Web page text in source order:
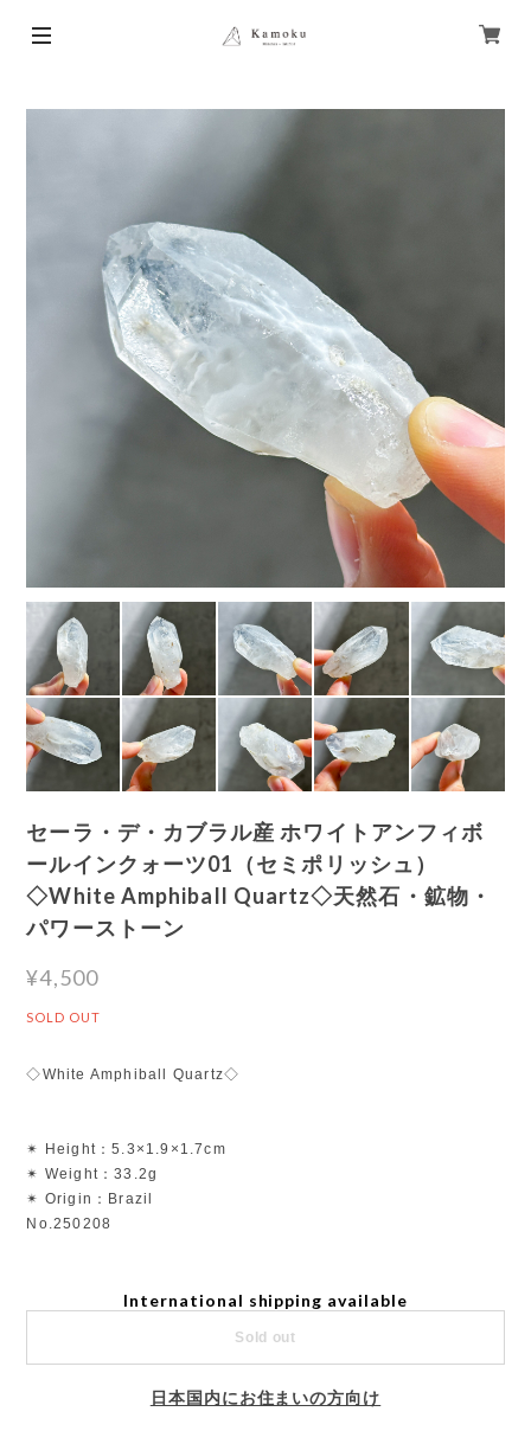
セーラ・デ・カブラル産 ホワイトアンフィボ
ールインクォーツ01（セミポリッシュ）
◇White Amphiball Quartz◇天然石・鉱物・
パワーストーン
¥4,500
SOLD OUT
◇White Amphiball Quartz◇
✴︎ Height：5.3×1.9×1.7cm
✴︎ Weight：33.2g
✴︎ Origin：Brazil
No.250208
International shipping available
Sold out
日本国内にお住まいの方向け